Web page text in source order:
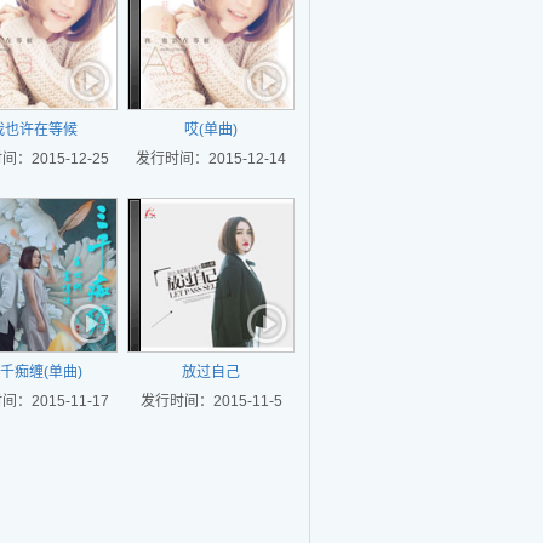
也许在等候
：2015-12-25
哎(单曲)
发行时间：2015-12-14
痴缠(单曲)
：2015-11-17
放过自己
发行时间：2015-11-5